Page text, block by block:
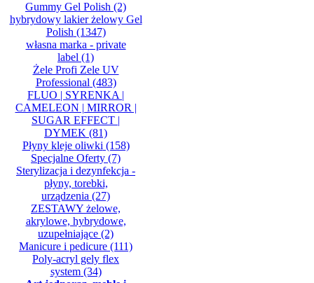
Gummy Gel Polish (2)
hybrydowy lakier żelowy Gel
Polish (1347)
własna marka - private
label (1)
Żele Profi Zele UV
Professional (483)
FLUO | SYRENKA |
CAMELEON | MIRROR |
SUGAR EFFECT |
DYMEK (81)
Płyny kleje oliwki (158)
Specjalne Oferty (7)
Sterylizacja i dezynfekcja -
płyny, torebki,
urządzenia (27)
ZESTAWY żelowe,
akrylowe, hybrydowe,
uzupełniające (2)
Manicure i pedicure (111)
Poly-acryl gely flex
system(34)